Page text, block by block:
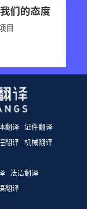
们的态度
目
翻译 证件翻译
翻译 机械翻译
法语翻译
翻译